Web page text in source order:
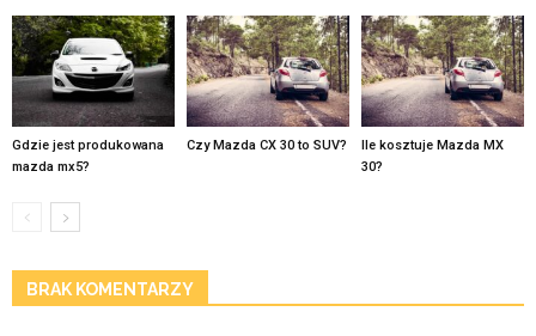
Gdzie jest produkowana
mazda mx5?
Czy Mazda CX 30 to SUV?
Ile kosztuje Mazda MX
30?
BRAK KOMENTARZY